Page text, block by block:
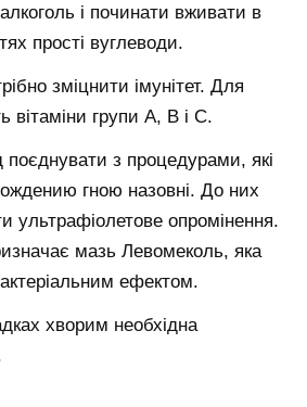
і починати вживати в
прості вуглеводи.
зміцнити імунітет. Для
вітаміни групи А, В і С.
поєднувати з процедурами, які
гною назовні. До них
ультрафіолетове опромінення.
мазь Левомеколь, яка
ефектом.
хворим необхідна